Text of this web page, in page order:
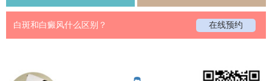
白斑和白癜风什么区别？ 在线预约